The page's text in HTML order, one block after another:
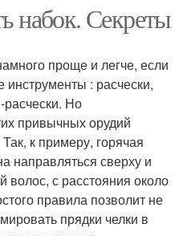
набок. Секреты
проще и легче, если
инструменты : расчески,
Но
привычных орудий
к примеру, горячая
направляться сверху и
волос, с расстояния около
правила позволит не
прядки челки в